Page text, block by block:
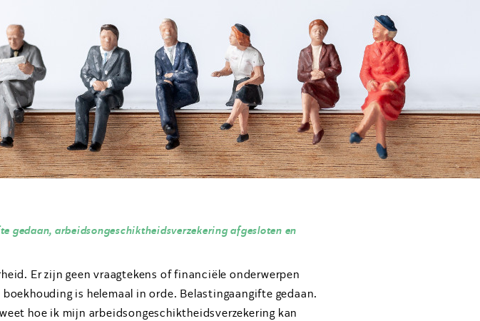
gedaan, arbeidsongeschiktheidsverzekering afgesloten en
Er zijn geen vraagtekens of financiële onderwerpen
is helemaal in orde. Belastingaangifte gedaan.
hoe ik mijn arbeidsongeschiktheidsverzekering kan